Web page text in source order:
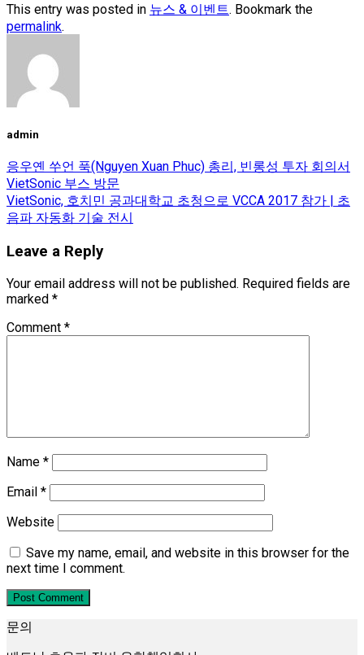
This entry was posted in 뉴스 & 이벤트. Bookmark the
permalink.
admin
응우옌 쑤언 푹(Nguyen Xuan Phuc) 총리, 빈롱성 투자 회의서
VietSonic 부스 방문
VietSonic, 호치민 공과대학교 초청으로 VCCA 2017 참가 | 초
음파 자동화 기술 전시
Leave a Reply
Your email address will not be published. Required fields are
marked *
Comment *
Name *
Email *
Website
Save my name, email, and website in this browser for the
next time I comment.
문의